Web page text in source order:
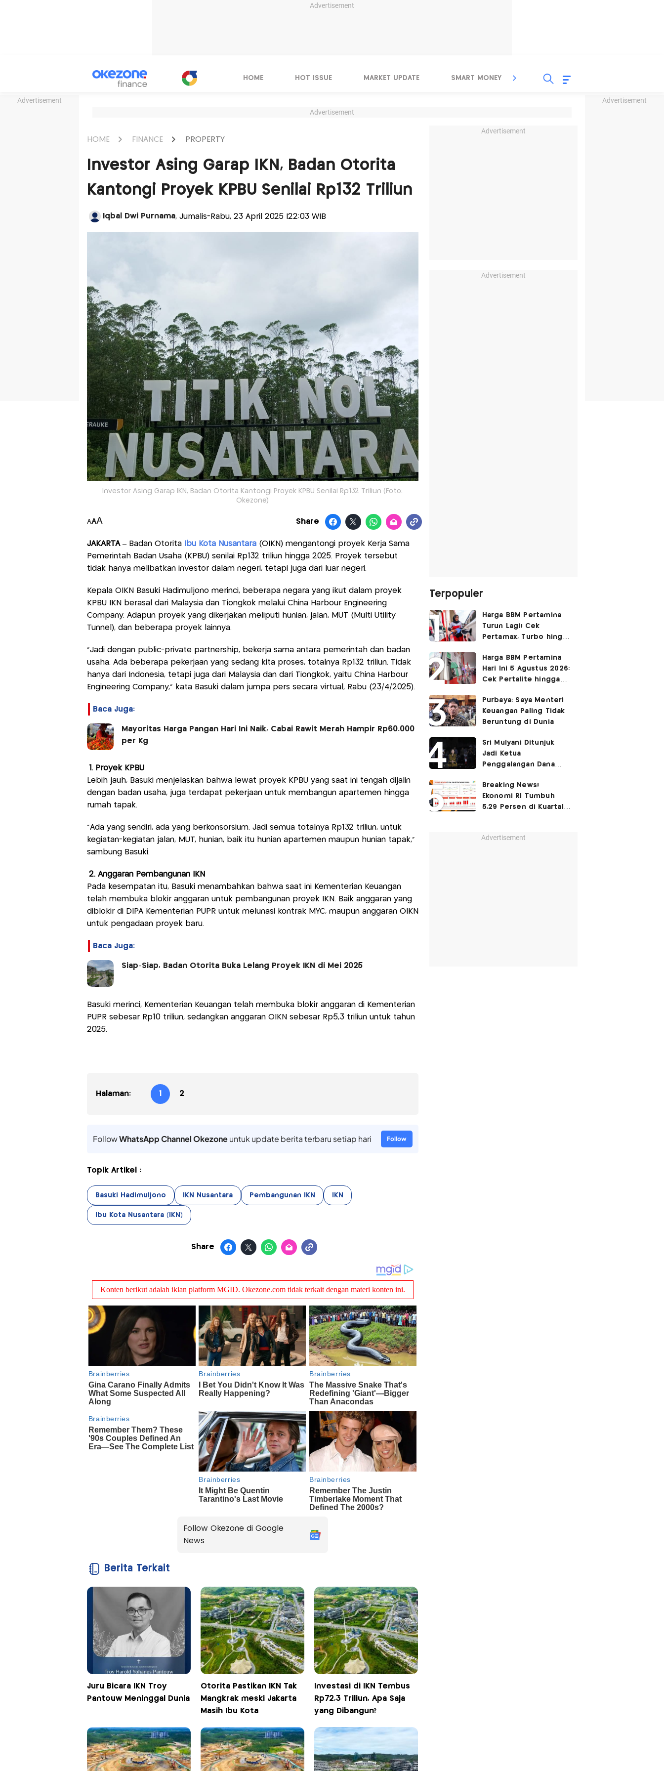
Advertisement
Advertisement Advertisement
HOME HOT ISSUE MARKET UPDATE SMART MONEY INSPIRASI BISNIS
Advertisement
HOME FINANCE PROPERTY
Investor Asing Garap IKN, Badan Otorita
Kantongi Proyek KPBU Senilai Rp132 Triliun
Iqbal Dwi Purnama, Jurnalis-Rabu, 23 April 2025 |22:03 WIB
Investor Asing Garap IKN, Badan Otorita Kantongi Proyek KPBU Senilai Rp132 Triliun (Foto:
Okezone)
AAA Share
JAKARTA – Badan Otorita Ibu Kota Nusantara(OIKN) mengantongi proyek Kerja Sama
Pemerintah Badan Usaha (KPBU) senilai Rp132 triliun hingga 2025. Proyek tersebut
tidak hanya melibatkan investor dalam negeri, tetapi juga dari luar negeri.
Kepala OIKN Basuki Hadimuljono merinci, beberapa negara yang ikut dalam proyek
KPBU IKN berasal dari Malaysia dan Tiongkok melalui China Harbour Engineering
Company. Adapun proyek yang dikerjakan meliputi hunian, jalan, MUT (Multi Utility
Tunnel), dan beberapa proyek lainnya.
“Jadi dengan public-private partnership, bekerja sama antara pemerintah dan badan
usaha. Ada beberapa pekerjaan yang sedang kita proses, totalnya Rp132 triliun. Tidak
hanya dari Indonesia, tetapi juga dari Malaysia dan dari Tiongkok, yaitu China Harbour
Engineering Company,” kata Basuki dalam jumpa pers secara virtual, Rabu (23/4/2025).
Baca Juga:
Mayoritas Harga Pangan Hari Ini Naik, Cabai Rawit Merah Hampir Rp60.000
per Kg
1. Proyek KPBU
Lebih jauh, Basuki menjelaskan bahwa lewat proyek KPBU yang saat ini tengah dijalin
dengan badan usaha, juga terdapat pekerjaan untuk membangun apartemen hingga
rumah tapak.
“Ada yang sendiri, ada yang berkonsorsium. Jadi semua totalnya Rp132 triliun, untuk
kegiatan-kegiatan jalan, MUT, hunian, baik itu hunian apartemen maupun hunian tapak,”
sambung Basuki.
2. Anggaran Pembangunan IKN
Pada kesempatan itu, Basuki menambahkan bahwa saat ini Kementerian Keuangan
telah membuka blokir anggaran untuk pembangunan proyek IKN. Baik anggaran yang
diblokir di DIPA Kementerian PUPR untuk melunasi kontrak MYC, maupun anggaran OIKN
untuk pengadaan proyek baru.
Baca Juga:
Siap-Siap, Badan Otorita Buka Lelang Proyek IKN di Mei 2025
Basuki merinci, Kementerian Keuangan telah membuka blokir anggaran di Kementerian
PUPR sebesar Rp10 triliun, sedangkan anggaran OIKN sebesar Rp5,3 triliun untuk tahun
2025.
Halaman: 1 2
FollowWhatsApp Channel Okezoneuntuk update berita terbaru setiap hari Follow
Topik Artikel :
Basuki Hadimuljono IKN Nusantara Pembangunan IKN IKN
Ibu Kota Nusantara (IKN)
Share
Follow Okezone di Google
News
Berita Terkait
Juru Bicara IKN Troy
Pantouw Meninggal Dunia
Otorita Pastikan IKN Tak
Mangkrak meski Jakarta
Masih Ibu Kota
Investasi di IKN Tembus
Rp72,3 Triliun, Apa Saja
yang Dibangun?
Advertisement
Advertisement
Terpopuler
Harga BBM Pertamina
Turun Lagi! Cek
Pertamax, Turbo hingga
Agustus 2026
Harga BBM Pertamina
Hari Ini 5 Agustus 2026:
Cek Pertalite hingga
Turun
Purbaya: Saya Menteri
Keuangan Paling Tidak
Beruntung di Dunia
Sri Mulyani Ditunjuk
Jadi Ketua
Penggalangan Dana
Breaking News!
Ekonomi RI Tumbuh
5,29 Persen di Kuartal
Advertisement